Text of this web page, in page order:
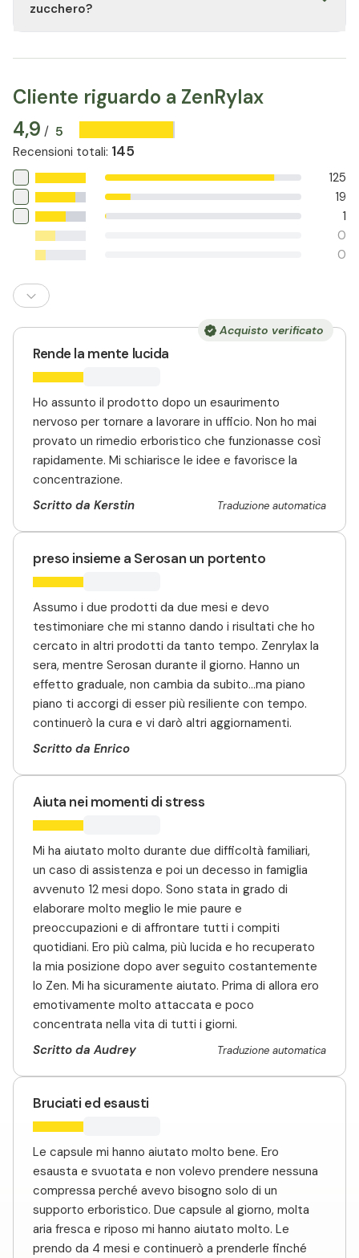
un'alimentazione equilibrata e varia.
zucchero?
zucchero. Tuttavia, consulti sempre l'elenco degli
Cliente riguardo a ZenRylax
4,9 / 5
Recensioni totali: 145
125
19
1
0
0
Acquisto verificato
Rende la mente lucida
Ho assunto il prodotto dopo un esaurimento
nervoso per tornare a lavorare in ufficio. Non ho mai
provato un rimedio erboristico che funzionasse così
rapidamente. Mi schiarisce le idee e favorisce la
concentrazione.
Scritto da Kerstin
Traduzione automatica
preso insieme a Serosan un portento
Assumo i due prodotti da due mesi e devo
testimoniare che mi stanno dando i risultati che ho
cercato in altri prodotti da tanto tempo. Zenrylax la
sera, mentre Serosan durante il giorno. Hanno un
effetto graduale, non cambia da subito...ma piano
piano ti accorgi di esser più resiliente con tempo.
continuerò la cura e vi darò altri aggiornamenti.
Scritto da Enrico
Aiuta nei momenti di stress
Mi ha aiutato molto durante due difficoltà familiari,
un caso di assistenza e poi un decesso in famiglia
avvenuto 12 mesi dopo. Sono stata in grado di
elaborare molto meglio le mie paure e
preoccupazioni e di affrontare tutti i compiti
quotidiani. Ero più calma, più lucida e ho recuperato
la mia posizione dopo aver seguito costantemente
lo Zen. Mi ha sicuramente aiutato. Prima di allora ero
emotivamente molto attaccata e poco
concentrata nella vita di tutti i giorni.
Scritto da Audrey
Traduzione automatica
Bruciati ed esausti
Le capsule mi hanno aiutato molto bene. Ero
esausta e svuotata e non volevo prendere nessuna
compressa perché avevo bisogno solo di un
supporto erboristico. Due capsule al giorno, molta
aria fresca e riposo mi hanno aiutato molto. Le
prendo da 4 mesi e continuerò a prenderle finché